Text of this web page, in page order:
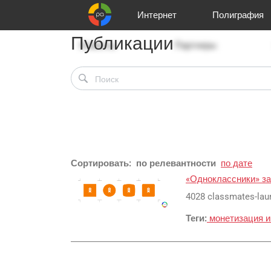
Интернет
Реклама и продвижение
Полиграфия
Цифра и офсет
ТелевидениеАудио и звукозапись
Клиенты Партнеры
Публикации
Сортировать: по релевантности по дате
«Одноклассники»
4028 classmates-
Теги: монетизация